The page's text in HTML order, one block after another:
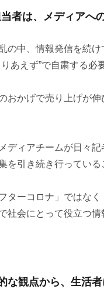
者は、メディアへ
の中、情報発信を続
あえず”で自粛する必
おかげで売り上げが
ディアチームが日々
を引き続き行っている
ターコロナ」ではな
社会にとって役立つ
な観点から、生活